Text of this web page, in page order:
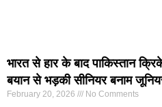
भारत से हार के बाद पाकिस्तान
बयान से भड़की सीनियर बनाम
February 20, 2026 No Comments